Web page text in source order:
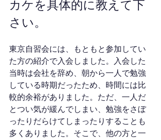
カケを具体的に教えて下
さい。
東京自習会には、もともと参加してい
た方の紹介で入会しました。入会した
当時は会社を辞め、朝から一人で勉強
している時期だったため、時間には比
較的余裕がありました。ただ、一人だ
とつい気が緩んでしまい、勉強をさぼ
ったりだらけてしまったりすることも
多くありました。そこで、他の方と一